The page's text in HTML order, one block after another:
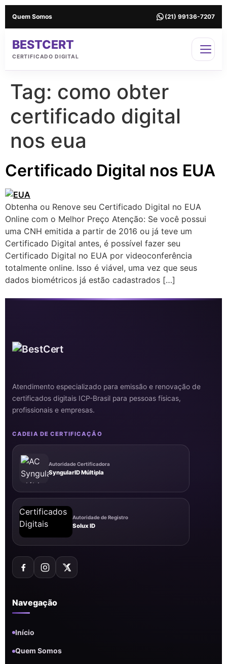
Quem Somos (21) 99136-7207
BESTCERT
CERTIFICADO DIGITAL
Tag: como obter
certificado digital
nos eua
Certificado Digital nos EUA
Obtenha ou Renove seu Certificado Digital no EUA
Online com o Melhor Preço Atenção: Se você possui
uma CNH emitida a partir de 2016 ou já teve um
Certificado Digital antes, é possível fazer seu
Certificado Digital no EUA por videoconferência
totalmente online. Isso é viável, uma vez que seus
dados biométricos já estão cadastrados […]
Atendimento especializado para emissão e renovação de
certificados digitais ICP-Brasil para pessoas físicas,
profissionais e empresas.
CADEIA DE CERTIFICAÇÃO
Autoridade Certificadora
SyngularID Múltipla
Autoridade de Registro
Solux ID
Navegação
Início
Quem Somos